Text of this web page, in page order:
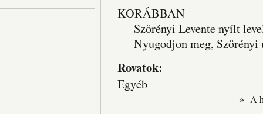
KORÁBBAN
Szörényi Levente nyílt
Nyugodjon meg, Szörényi
Rovatok:
Egyéb
» A